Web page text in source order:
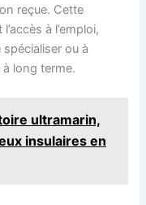
reçue. Cette
à l’emploi,
ou à
long terme.
ultramarin,
insulaires en